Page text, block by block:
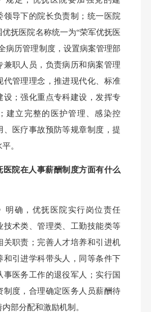
领导下的院长负责制；统一医院
优抚医院名称统一为“荣军优抚医
病历管理制度，设置病案管理部
兼职人员，负责病历和病案管理
代管理理念，推进现代化、标准
设；强化重点专科建设，发挥专
建立完整的医护管理、感染控
、医疗事故预防等规章制度，提
。
医院在人事薪酬制度方面有什么
明确，优抚医院实行岗位责任
技术类、管理类、工勤技能类等
关职责；完善人才培养和引进机
和引进学科带头人，同等条件下
事医务工作的退役军人；实行国
制度，合理确定医务人员薪酬待
部分配和激励机制。